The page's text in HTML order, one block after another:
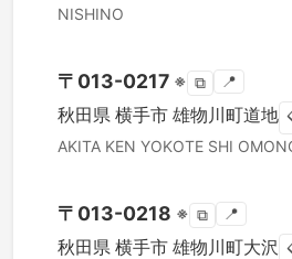
NISHINO
〒 013-0217 ※ ⧉ 📍
秋田県 横手市 雄物川町道地
AKITA KEN YOKOTE SHI
〒 013-0218 ※ ⧉ 📍
秋田県 横手市 雄物川町大沢